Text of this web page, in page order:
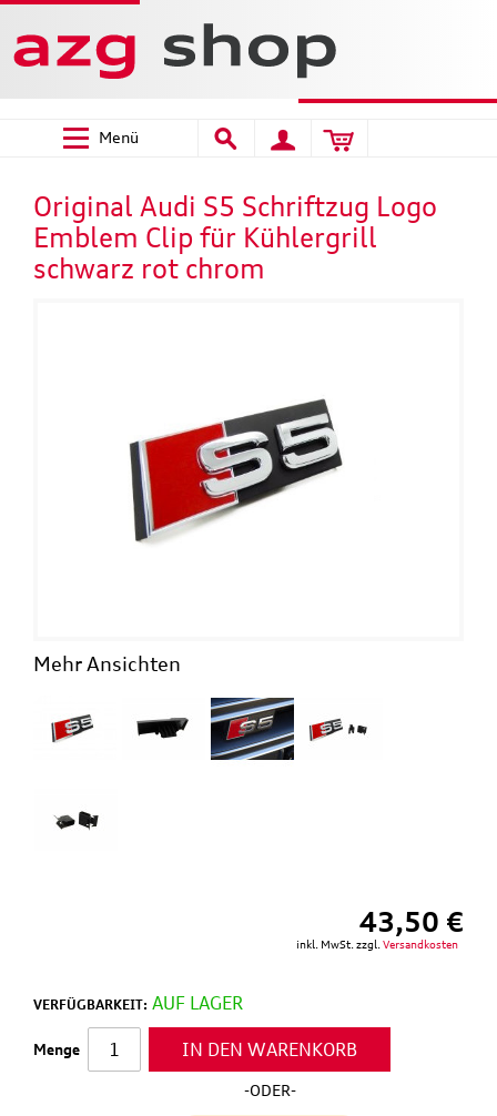
Menü
Original Audi S5 Schriftzug Logo
Emblem Clip für Kühlergrill
schwarz rot chrom
Mehr Ansichten
43,50 €
inkl. MwSt. zzgl. Versandkosten
VERFÜGBARKEIT: AUF LAGER
Menge IN DEN WARENKORB
-ODER-